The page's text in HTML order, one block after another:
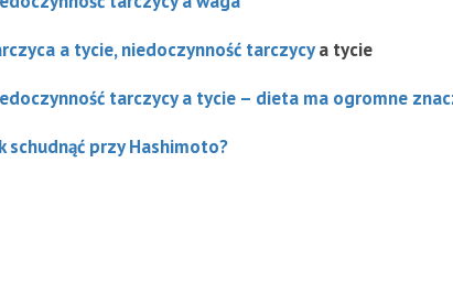
a tycie,niedoczynność tarczycya tycie
tarczycy a tycie – dieta ma ogromne
schudnąć przy Hashimoto?